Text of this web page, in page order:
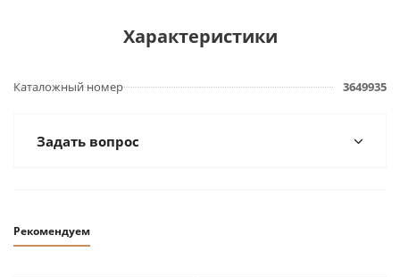
Характеристики
Каталожный номер 3649935
Задать вопрос
Рекомендуем